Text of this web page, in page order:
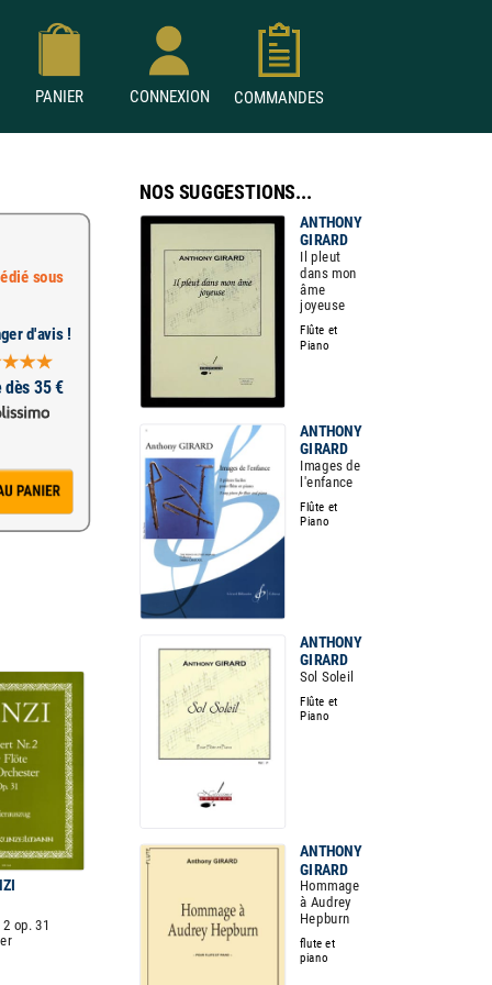
PANIER CONNEXION COMMANDES
sous
d'avis !
dès 35 €
op. 31
NOS SUGGESTIONS...
ANTHONY
GIRARD
Il pleut
dans mon
âme
joyeuse
Flûte et
Piano
ANTHONY
GIRARD
Images de
l'enfance
Flûte et
Piano
ANTHONY
GIRARD
Sol Soleil
Flûte et
Piano
ANTHONY
GIRARD
Hommage
à Audrey
Hepburn
flute et
piano